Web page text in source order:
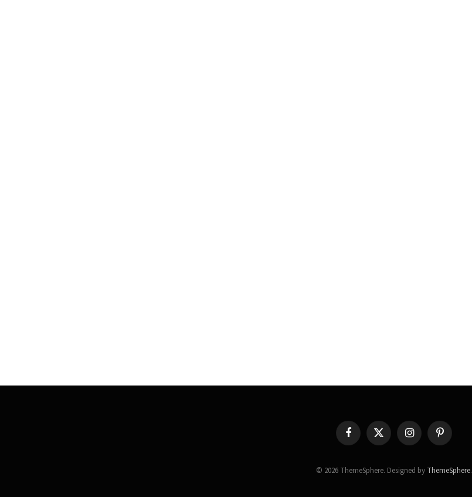
FacebookX
(Twitter)
InstagramPinterest
© 2026 ThemeSphere. Designed by ThemeSphere.